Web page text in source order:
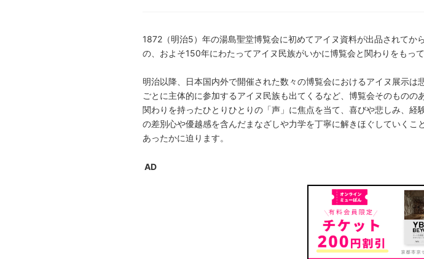
1872（明治5）年の湯島聖堂博覧会に初めてアイヌ資料が出品されて
の、およそ150年にわたってアイヌ民族がいかに博覧会と関わりをもっ
明治以降、日本国内外で開催された数々の博覧会におけるアイヌ展示
ごとに主体的に参加するアイヌ民族も出てくるなど、博覧会そのものの
関わりを持ったひとりひとりの「声」に焦点を当て、喜びや悲しみ、
の差別心や優越感を含んだまなざしや力学を丁寧に解きほぐしていく
あったかに迫ります。
AD